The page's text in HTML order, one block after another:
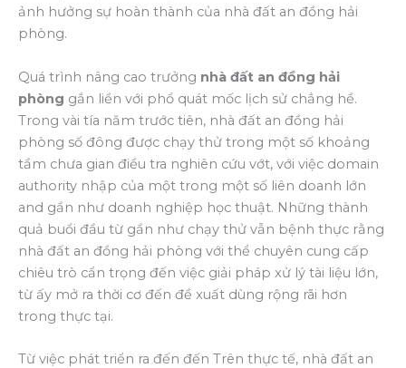
ảnh hưởng sự hoàn thành của nhà đất an đồng hải
phòng.
Quá trình nâng cao trưởng nhà đất an đồng hải
phòng gắn liền với phổ quát mốc lịch sử chẳng hề.
Trong vài tía năm trước tiên, nhà đất an đồng hải
phòng số đông được chạy thử trong một số khoảng
tầm chưa gian điều tra nghiên cứu vớt, với việc domain
authority nhập của một trong một số liên doanh lớn
and gần như doanh nghiệp học thuật. Những thành
quả buổi đầu từ gần như chạy thử vẫn bệnh thực rằng
nhà đất an đồng hải phòng với thể chuyên cung cấp
chiêu trò cẩn trọng đến việc giải pháp xử lý tài liệu lớn,
từ ấy mở ra thời cơ đến đề xuất dùng rộng rãi hơn
trong thực tại.
Từ việc phát triển ra đến đến Trên thực tế, nhà đất an